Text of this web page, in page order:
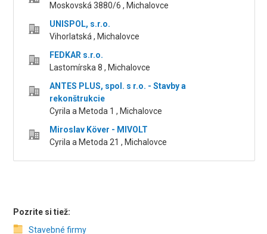
Moskovská 3880/6 , Michalovce
UNISPOL, s.r.o.
Vihorlatská , Michalovce
FEDKAR s.r.o.
Lastomírska 8 , Michalovce
ANTES PLUS, spol. s r.o. - Stavby a
rekonštrukcie
Cyrila a Metoda 1 , Michalovce
Miroslav Köver - MIVOLT
Cyrila a Metoda 21 , Michalovce
Pozrite si tiež:
Stavebné firmy